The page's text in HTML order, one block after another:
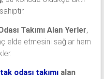
Takımı Alan Yerler,
elde etmesini sağlar hem
odası takımıalan